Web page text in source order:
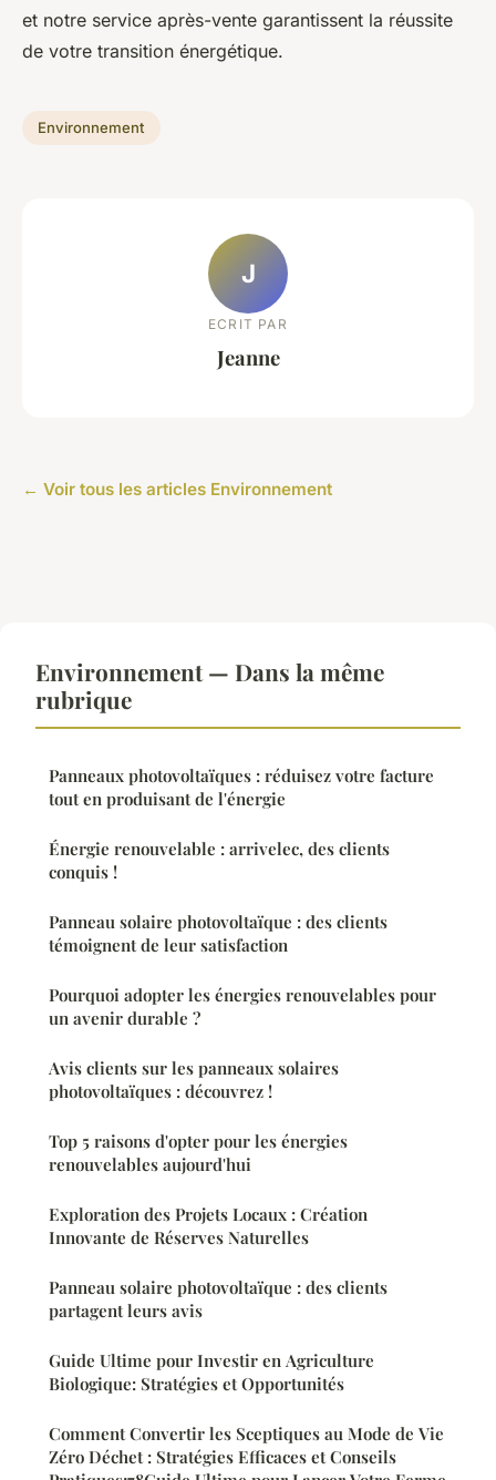
et notre service après-vente garantissent la réussite
de votre transition énergétique.
Environnement
J
ECRIT PAR
Jeanne
← Voir tous les articles Environnement
Environnement — Dans la même
rubrique
Panneaux photovoltaïques : réduisez votre facture
tout en produisant de l'énergie
Énergie renouvelable : arrivelec, des clients
conquis !
Panneau solaire photovoltaïque : des clients
témoignent de leur satisfaction
Pourquoi adopter les énergies renouvelables pour
un avenir durable ?
Avis clients sur les panneaux solaires
photovoltaïques : découvrez !
Top 5 raisons d'opter pour les énergies
renouvelables aujourd'hui
Exploration des Projets Locaux : Création
Innovante de Réserves Naturelles
Panneau solaire photovoltaïque : des clients
partagent leurs avis
Guide Ultime pour Investir en Agriculture
Biologique: Stratégies et Opportunités
Comment Convertir les Sceptiques au Mode de Vie
Zéro Déchet : Stratégies Efficaces et Conseils